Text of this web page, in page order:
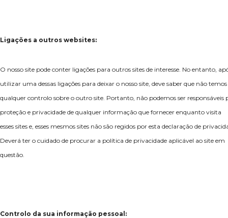
Ligações a outros websites:
O nosso site pode conter ligações para outros sites de interesse. No entanto,
utilizar uma dessas ligações para deixar o nosso site, deve saber que não temos
qualquer controlo sobre o outro site. Portanto, não podemos ser responsáveis
proteção e privacidade de qualquer informação que fornecer enquanto visita
esses sites e, esses mesmos sites não são regidos por esta declaração de
Deverá ter o cuidado de procurar a política de privacidade aplicável ao site em
questão.
Controlo da sua informação pessoal: